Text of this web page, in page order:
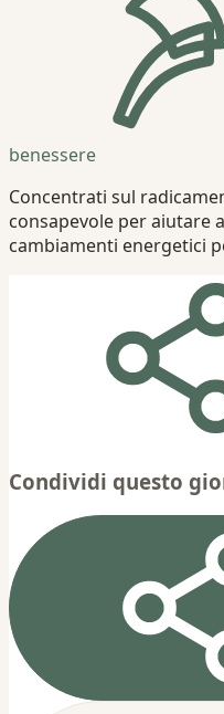
benessere
Concentrati sul
consapevole per aiutare
cambiamenti energetici
Condividi questo